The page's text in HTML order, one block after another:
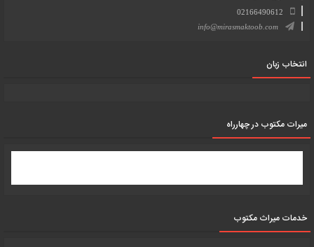
02166490612
info@mirasmaktoob.com
انتخاب زبان
میرات مکتوب در چهارراه
خدمات میراث مکتوب